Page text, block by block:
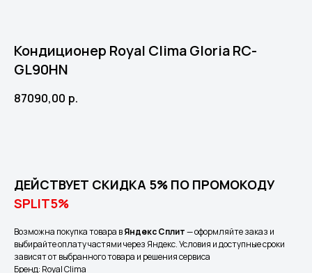
Кондиционер Royal Clima Gloria RC-
GL90HN
87090,00 р.
ДЕЙСТВУЕТ СКИДКА 5% ПО ПРОМОКОДУ
SPLIT5%
Возможна покупка товара вЯндекс Сплит— оформляйте заказ и
выбирайте оплату частями через Яндекс. Условия и доступные сроки
зависят от выбранного товара и решения сервиса
Бренд: Royal Clima